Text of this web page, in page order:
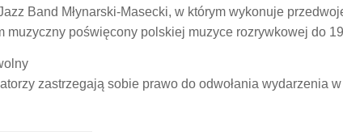
Band Młynarski-Masecki, w którym wykonuje
muzyczny poświęcony polskiej muzyce rozrywkowej do
zastrzegają sobie prawo do odwołania wydarzenia